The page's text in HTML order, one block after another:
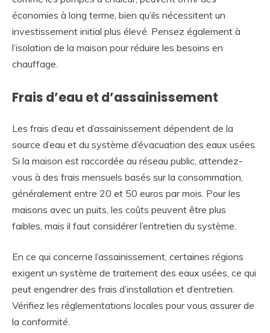
économies à long terme, bien qu’ils nécessitent un
investissement initial plus élevé. Pensez également à
l’isolation de la maison pour réduire les besoins en
chauffage.
Frais d’eau et d’assainissement
Les frais d’eau et d’assainissement dépendent de la
source d’eau et du système d’évacuation des eaux usées.
Si la maison est raccordée au réseau public, attendez-
vous à des frais mensuels basés sur la consommation,
généralement entre 20 et 50 euros par mois. Pour les
maisons avec un puits, les coûts peuvent être plus
faibles, mais il faut considérer l’entretien du système.
En ce qui concerne l’assainissement, certaines régions
exigent un système de traitement des eaux usées, ce qui
peut engendrer des frais d’installation et d’entretien.
Vérifiez les réglementations locales pour vous assurer de
la conformité.